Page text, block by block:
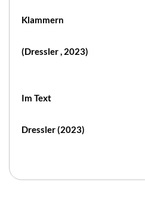
Klammern
(Dressler , 2023)
Im Text
Dressler (2023)